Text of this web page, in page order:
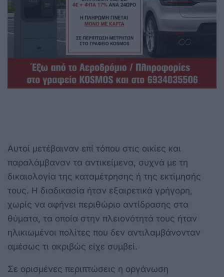
Αυτοί μετέβαιναν επί τόπου στις οικίες και
παραλάμβαναν τα αντικείμενα, συχνά με τη
δικαιολογία της καταμέτρησης ή της εκτίμησής
τους. Η διαδικασία ήταν εξαιρετικά γρήγορη,
χωρίς να αφήνει περιθώριο αντίδρασης στα
θύματα, τα οποία στην πλειονότητά τους ήταν
ηλικιωμένοι πολίτες που δεν αντιλαμβάνονταν
αμέσως τι ακριβώς είχε συμβεί.
Σε ορισμένες περιπτώσεις η οργάνωση